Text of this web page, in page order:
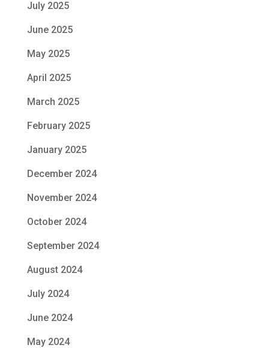
July 2025
June 2025
May 2025
April 2025
March 2025
February 2025
January 2025
December 2024
November 2024
October 2024
September 2024
August 2024
July 2024
June 2024
May 2024